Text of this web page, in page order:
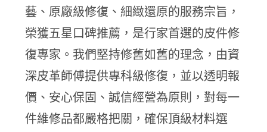
藝、原廠級修復、細緻還原的服務宗旨，
榮獲五星口碑推薦，是行家首選的皮件修
復專家。我們堅持修舊如舊的理念，由資
深皮革師傅提供專科級修復，並以透明報
價、安心保固、誠信經營為原則，對每一
件維修品都嚴格把關，確保頂級材料選